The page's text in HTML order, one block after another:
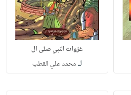
غزوات النبي صلى ال
لـ محمد علي القطب